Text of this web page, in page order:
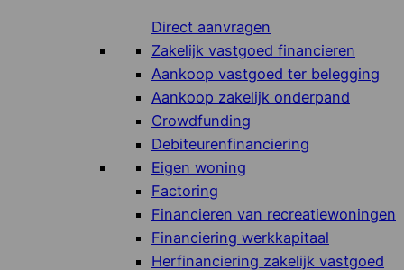
Direct aanvragen
Zakelijk vastgoed financieren
Aankoop vastgoed ter belegging
Aankoop zakelijk onderpand
Crowdfunding
Debiteurenfinanciering
Eigen woning
Factoring
Financieren van recreatiewoningen
Financiering werkkapitaal
Herfinanciering zakelijk vastgoed